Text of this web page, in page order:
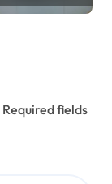
Required fields